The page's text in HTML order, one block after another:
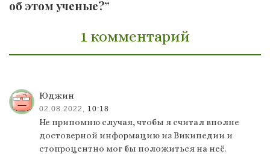
об этом ученые?”
1 комментарий
Юджин
02.08.2022, 10:18
Не припомню случая, чтобы я считал вполне
достоверной информацию из Википедии и
стопроцентно мог бы положиться на неё.